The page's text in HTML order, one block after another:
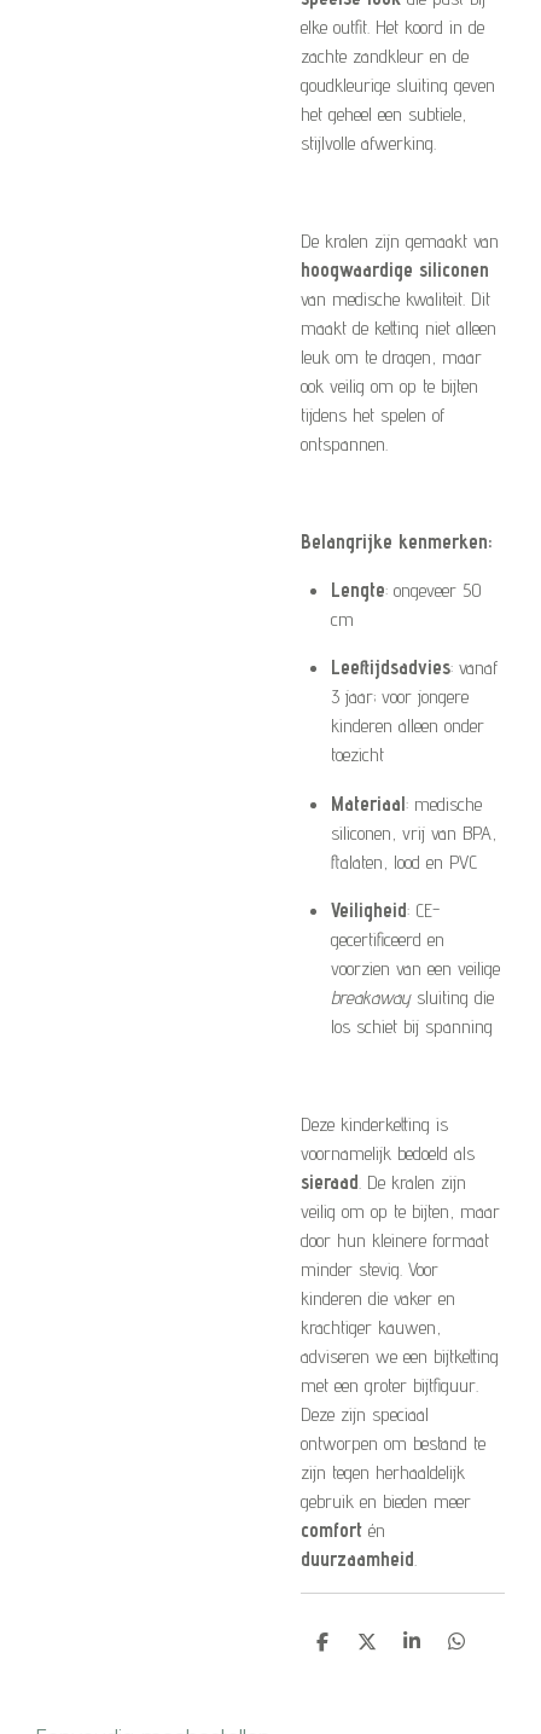
elke outfit. Het koord in de
zachte zandkleur en de
goudkleurige sluiting geven
het geheel een subtiele,
stijlvolle afwerking.
De kralen zijn gemaakt van
hoogwaardige siliconen
van medische kwaliteit. Dit
maakt de ketting niet alleen
leuk om te dragen, maar
ook veilig om op te bijten
tijdens het spelen of
ontspannen.
Belangrijke kenmerken:
Lengte: ongeveer 50
cm
Leeftijdsadvies: vanaf
3 jaar; voor jongere
kinderen alleen onder
toezicht
Materiaal: medische
siliconen, vrij van BPA,
ftalaten, lood en PVC
Veiligheid: CE-
gecertificeerd en
voorzien van een veilige
breakawaysluiting die
los schiet bij spanning
Deze kinderketting is
voornamelijk bedoeld als
sieraad . De kralen zijn
veilig om op te bijten, maar
door hun kleinere formaat
minder stevig. Voor
kinderen die vaker en
krachtiger kauwen,
adviseren we een bijtketting
met een groter bijtfiguur.
Deze zijn speciaal
ontworpen om bestand te
zijn tegen herhaaldelijk
gebruik en bieden meer
comfort én
duurzaamheid
D
D
S
D